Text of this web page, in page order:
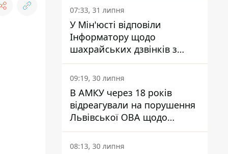
07:33, 31 липня
У Мін'юсті відповіли
Інформатору щодо
шахрайських дзвінків з
камери Сумського СІЗО так,
що ніхто нічого не зрозумів
09:19, 30 липня
В АМКУ через 18 років
відреагували на порушення
Львівської ОВА щодо
харчування у закладах
освіти
08:13, 30 липня